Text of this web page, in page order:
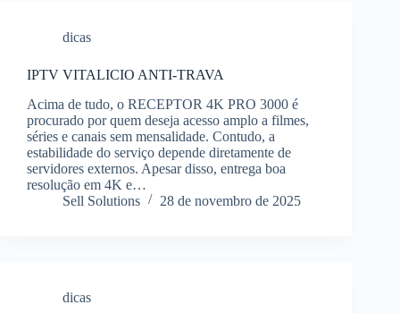
dicas
IPTV VITALICIO ANTI-TRAVA
Acima de tudo, o RECEPTOR 4K PRO 3000 é
procurado por quem deseja acesso amplo a filmes,
séries e canais sem mensalidade. Contudo, a
estabilidade do serviço depende diretamente de
servidores externos. Apesar disso, entrega boa
resolução em 4K e…
Sell Solutions
28 de novembro de 2025
dicas